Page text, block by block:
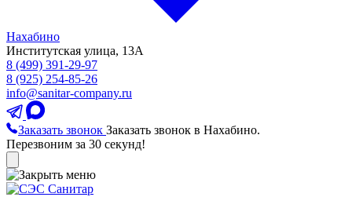
Нахабино
Институтская улица, 13А
8 (499) 391-29-97
8 (925) 254-85-26
info@sanitar-company.ru
Заказать звонок Заказать звонок в Нахабино.
Перезвоним за 30 секунд!